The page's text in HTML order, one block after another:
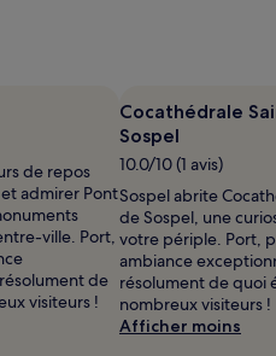
de repos
admirer Pont
ville. Port,
de
visiteurs !
Cocathédrale
Sospel
10.0/10 (1 avis)
Sospel abrite
de Sospel, une
votre périple. Port,
ambiance
résolument de quoi
nombreux visiteurs !
Afficher moins